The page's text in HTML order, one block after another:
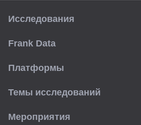
Исследования
Frank Data
Платформы
Темы исследований
Мероприятия